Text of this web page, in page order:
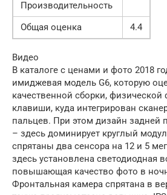
Производительность
Общая оценка
4.4
Видео
В каталоге с ценами и фото 2018
имиджевая модель G6, которую
качественной сборки,
клавиши, куда интегрирован
пальцев. При этом дизайн задней
– здесь доминирует круглый
спрятаны два сенсора на 12 и 5
здесь установлена светодиодная
повышающая качество фото в
Фронтальная камера спрятана в